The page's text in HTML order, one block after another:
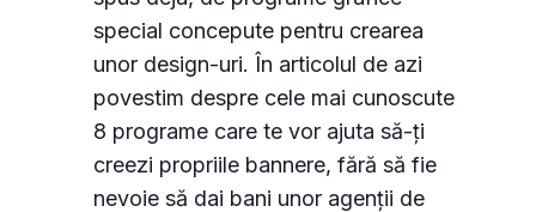
special concepute pentru crearea
unor design-uri. În articolul de azi
povestim despre cele mai cunoscute
8 programe care te vor ajuta să-ți
creezi propriile bannere, fără să fie
nevoie să dai bani unor agenții de